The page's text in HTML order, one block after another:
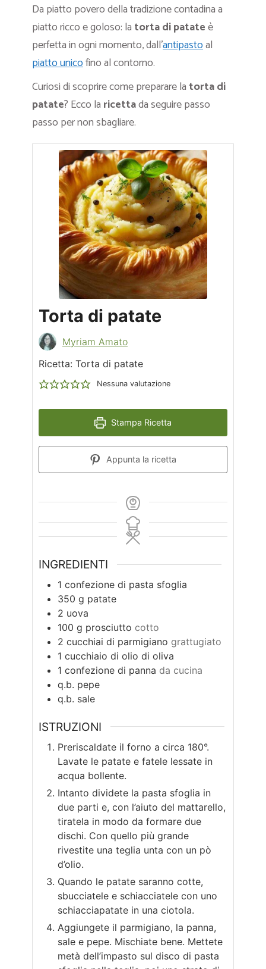
Da piatto povero della tradizione contadina a
piatto ricco e goloso: la torta di patateè
perfetta in ogni momento, dall’antipastoal
piatto unicofino al contorno.
Curiosi di scoprire come preparare la torta di
patate? Ecco la ricettada seguire passo
passo per non sbagliare.
Torta di patate
Myriam Amato
Ricetta: Torta di patate
Nessuna valutazione
Stampa Ricetta
Appunta la ricetta
INGREDIENTI
1 confezione di pasta sfoglia
350 g patate
2 uova
100 g prosciutto cotto
2 cucchiai di parmigiano grattugiato
1 cucchiaio di olio di oliva
1 confezione di panna da cucina
q.b. pepe
q.b. sale
ISTRUZIONI
Preriscaldate il forno a circa 180°.
Lavate le patate e fatele lessate in
acqua bollente.
Intanto dividete la pasta sfoglia in
due parti e, con l’aiuto del mattarello,
tiratela in modo da formare due
dischi. Con quello più grande
rivestite una teglia unta con un pò
d’olio.
Quando le patate saranno cotte,
sbucciatele e schiacciatele con uno
schiacciapatate in una ciotola.
Aggiungete il parmigiano, la panna,
sale e pepe. Mischiate bene. Mettete
metà dell’impasto sul disco di pasta